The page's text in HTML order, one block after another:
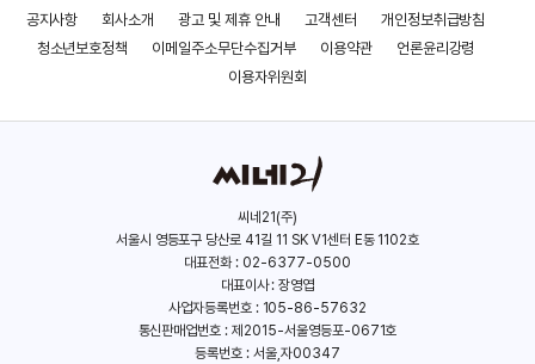
공지사항 회사소개 광고 및 제휴 안내 고객센터
개인정보취급방침
청소년보호정책
이메일주소무단수집거부 이용약관
언론윤리강령
이용자위원회
씨네21(주)
서울시 영등포구 당산로 41길 11 SK V1센터 E동 1102호
대표전화 : 02-6377-0500
대표이사 : 장영엽
사업자등록번호 : 105-86-57632
통신판매업번호 : 제2015-서울영등포-0671호
등록번호 : 서울,자00347